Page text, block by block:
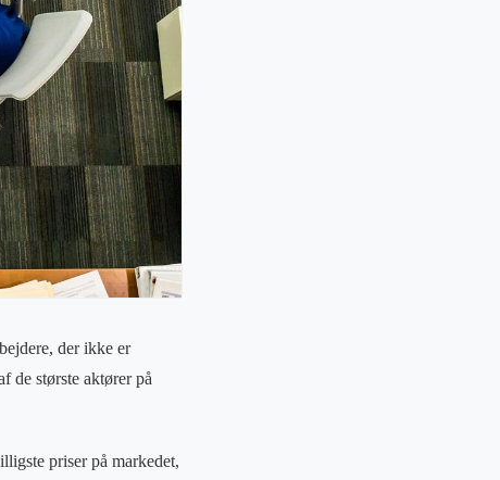
der ikke er
de største aktører på
priser på markedet,